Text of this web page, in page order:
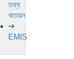
তথ্য
বাতায়ন
➔
EMIS